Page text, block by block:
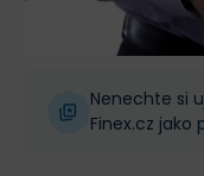
Nenechte si
Finex.cz jako